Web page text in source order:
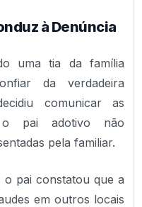
à Denúncia
uma tia da família
da verdadeira
comunicar as
o pai adotivo não
pela familiar.
o pai constatou que a
em outros locais